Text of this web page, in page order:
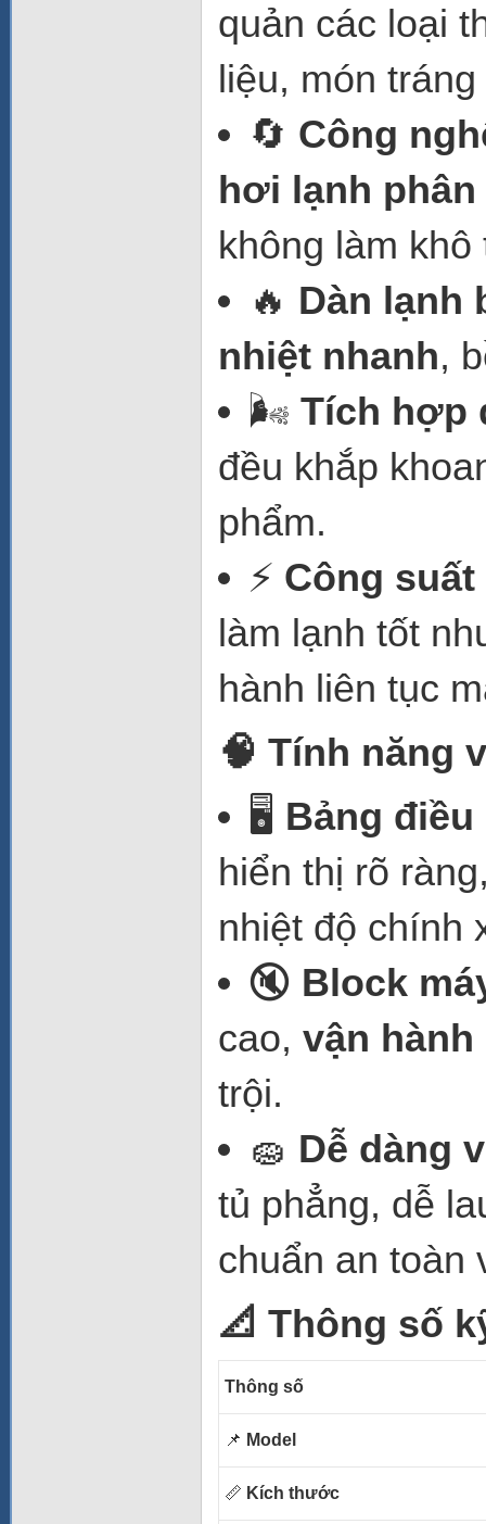
quản các loại
liệu, món
🔄 Công
hơi lạnh
không làm
🔥 Dàn lạnh
nhiệt nhanh,
🌬️ Tích hợp
đều khắp
phẩm.
⚡ Công
làm lạnh tốt
hành liên tục
🧠 Tính năng
🖥️ Bảng
hiển thị rõ
nhiệt độ chính
🔇 Block
cao, vận hành
trội.
🧽 Dễ dàng
tủ phẳng, dễ
chuẩn an toàn
📐 Thông số
Thông số
📌 Model
📏 Kích thước